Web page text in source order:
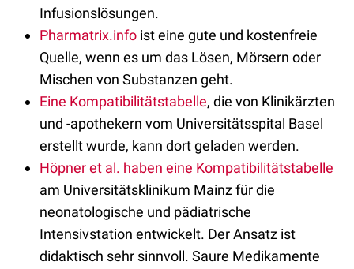
Infusionslösungen.
Pharmatrix.info ist eine gute und kostenfreie
Quelle, wenn es um das Lösen, Mörsern oder
Mischen von Substanzen geht.
Eine Kompatibilitätstabelle, die von Klinikärzten
und -apothekern vom Universitätsspital Basel
erstellt wurde, kann dort geladen werden.
Höpner et al. haben eine Kompatibilitätstabelle
am Universitätsklinikum Mainz für die
neonatologische und pädiatrische
Intensivstation entwickelt. Der Ansatz ist
didaktisch sehr sinnvoll. Saure Medikamente